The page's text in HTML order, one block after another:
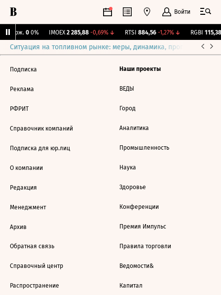
Войти
Бирж. 0 0% IMOEX 2 285,88 -0,69%↓ RTSI 884,56 -1,27%↓ RGBI 115,38
Ситуация на топливном рынке: меры, динамика, прогнозы
Подписка
Реклама
РФРИТ
Справочник компаний
Подписка для юр.лиц
О компании
Редакция
Менеджмент
Архив
Обратная связь
Справочный центр
Распространение
Наши проекты
ВЕДЫ
Город
Аналитика
Промышленность
Наука
Здоровье
Конференции
Премия Импульс
Правила торговли
Ведомости&
Капитал